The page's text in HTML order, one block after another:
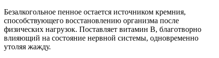
Безалкогольное пенное остается источником кремния,
способствующего восстановлению организма после
физических нагрузок. Поставляет витамин В, благотворно
влияющий на состояние нервной системы, одновременно
утоляя жажду.